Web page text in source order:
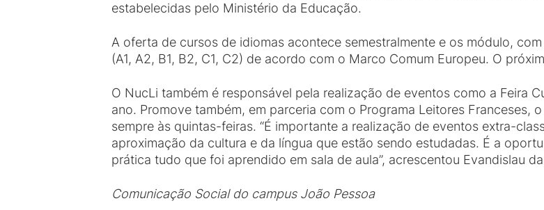
estabelecidas pelo Ministério da Educação.
A oferta de cursos de idiomas acontece semestralmente e os módulo,
(A1, A2, B1, B2, C1, C2) de acordo com o Marco Comum Europeu. O
O NucLi também é responsável pela realização de eventos como a Feira
ano. Promove também, em parceria com o Programa Leitores Franceses,
sempre às quintas-feiras. “É importante a realização de eventos extra-
aproximação da cultura e da língua que estão sendo estudadas. É a
prática tudo que foi aprendido em sala de aula”, acrescentou Evandislau
Comunicação Social do campus João Pessoa